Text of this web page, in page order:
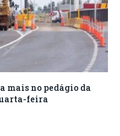
mais no pedágio da
feira